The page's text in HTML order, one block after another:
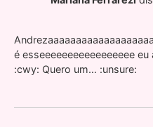
é esseeeeeeeeeeeeeeeee
:cwy: Quero um… :unsure: